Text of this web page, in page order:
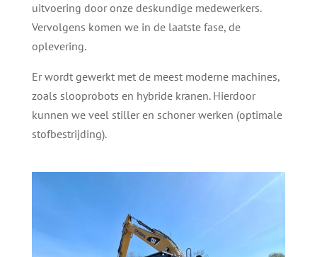
uitvoering door onze deskundige medewerkers.
Vervolgens komen we in de laatste fase, de
oplevering.
Er wordt gewerkt met de meest moderne machines,
zoals slooprobots en hybride kranen. Hierdoor
kunnen we veel stiller en schoner werken (optimale
stofbestrijding).